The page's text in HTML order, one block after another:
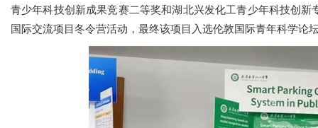
青少年科技创新成果竞赛二等奖和湖北兴发化工青少年科技创
国际交流项目冬令营活动，最终该项目入选伦敦国际青年科学论